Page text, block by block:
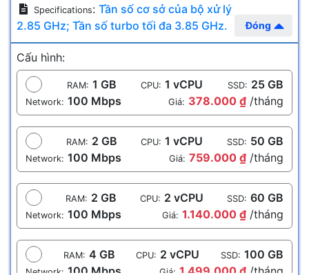
Specifications: Tần số cơ sở của bộ xử lý
2.85 GHz; Tần số turbo tối đa 3.85 GHz.
Đóng
Cấu hình:
RAM: 1 GB CPU: 1 vCPU SSD: 25 GB
Network: 100 Mbps Giá: 378.000 ₫ /tháng
RAM: 2 GB CPU: 1 vCPU SSD: 50 GB
Network: 100 Mbps Giá: 759.000 ₫ /tháng
RAM: 2 GB CPU: 2 vCPU SSD: 60 GB
Network: 100 Mbps Giá: 1.140.000 ₫ /tháng
RAM: 4 GB CPU: 2 vCPU SSD: 100 GB
Network: 100 Mbps Giá: 1.499.000 ₫ /tháng